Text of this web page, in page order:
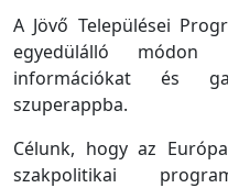
A Jövő Települései
egyedülálló módon
információkat és
szuperappba.
Célunk, hogy az
szakpolitikai